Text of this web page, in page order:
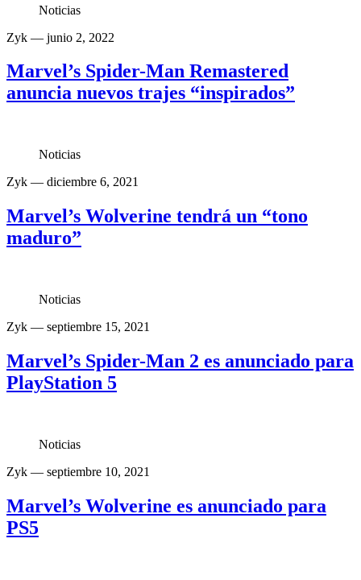
Noticias
Zyk — junio 2, 2022
Marvel’s Spider-Man Remastered
anuncia nuevos trajes “inspirados”
Noticias
Zyk — diciembre 6, 2021
Marvel’s Wolverine tendrá un “tono
maduro”
Noticias
Zyk — septiembre 15, 2021
Marvel’s Spider-Man 2 es anunciado para
PlayStation 5
Noticias
Zyk — septiembre 10, 2021
Marvel’s Wolverine es anunciado para
PS5